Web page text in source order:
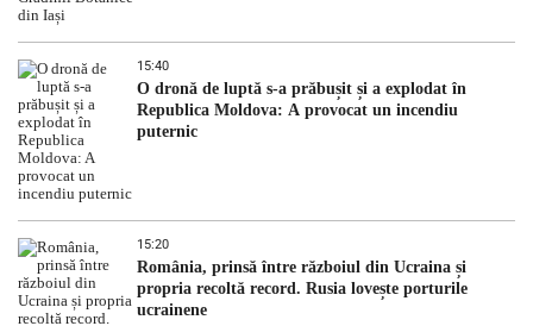
15:40
O dronă de luptă s-a prăbușit și a explodat în
Republica Moldova: A provocat un incendiu
puternic
15:20
România, prinsă între războiul din Ucraina și
propria recoltă record. Rusia lovește porturile
ucrainene